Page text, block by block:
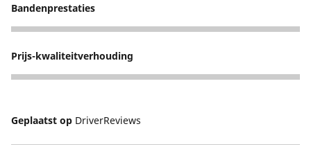
Bandenprestaties
5
Prijs-kwaliteitverhouding
5
Geplaatst op DriverReviews